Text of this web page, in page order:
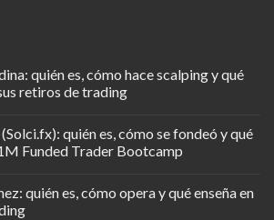
quién es, cómo hace scalping y qué
retiros de trading
quién es, cómo se fondeó y qué
Funded Trader Bootcamp
quién es, cómo opera y qué enseña en